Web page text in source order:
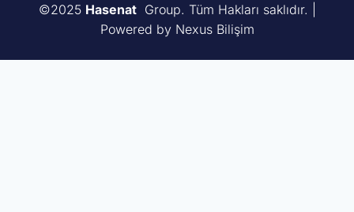
©2025 HasenatGroup. Tüm Hakları saklıdır. |
Powered by Nexus Bilişim